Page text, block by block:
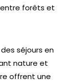
forêts et
séjours en
nature et
offrent une